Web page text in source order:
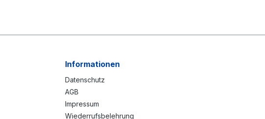
Informationen
Datenschutz
AGB
Impressum
Wiederrufsbelehrung